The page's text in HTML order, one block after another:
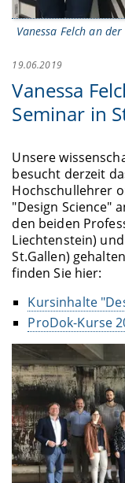
Vanessa Felch an
19.06.2019
Vanessa
Seminar in
Unsere
besucht derzeit
Hochschullehrer
"Design Science"
den beiden
Liechtenstein)
St.Gallen)
finden Sie hier:
Kursinhalte
ProDok-Kurse